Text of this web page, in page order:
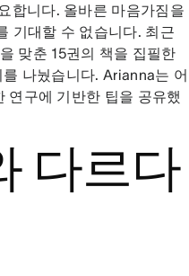
합니다. 올바른 마음가짐을
기대할 수 없습니다. 최근
맞춘 15권의 책을 집필한
나눴습니다. Arianna는 어
연구에 기반한 팁을 공유했
다르다